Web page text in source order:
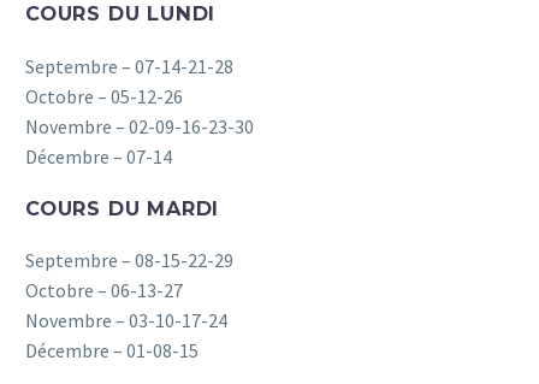
COURS DU LUNDI
Septembre – 07-14-21-28
Octobre – 05-12-26
Novembre – 02-09-16-23-30
Décembre – 07-14
COURS DU MARDI
Septembre – 08-15-22-29
Octobre – 06-13-27
Novembre – 03-10-17-24
Décembre – 01-08-15